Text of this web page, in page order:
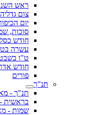
ראש
צום גדליה
יום
סוכות,
חודש
עשרה
ט"ו
חודש
פורים
תנ"ך
תנ"ך -
בראשית
שמות -